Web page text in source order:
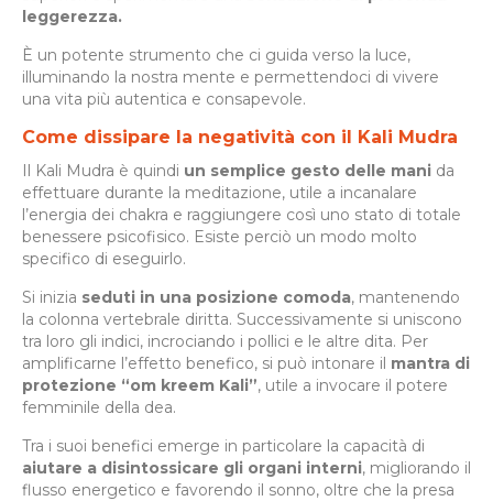
leggerezza.
È un potente strumento che ci guida verso la luce,
illuminando la nostra mente e permettendoci di vivere
una vita più autentica e consapevole.
Come dissipare la negatività con il Kali Mudra
Il Kali Mudra è quindi un semplice gesto delle mani da
effettuare durante la meditazione, utile a incanalare
l’energia dei chakra e raggiungere così uno stato di totale
benessere psicofisico. Esiste perciò un modo molto
specifico di eseguirlo.
Si inizia seduti in una posizione comoda, mantenendo
la colonna vertebrale diritta. Successivamente si uniscono
tra loro gli indici, incrociando i pollici e le altre dita. Per
amplificarne l’effetto benefico, si può intonare il mantra di
protezione “om kreem Kali”, utile a invocare il potere
femminile della dea.
Tra i suoi benefici emerge in particolare la capacità di
aiutare a disintossicare gli organi interni, migliorando il
flusso energetico e favorendo il sonno, oltre che la presa